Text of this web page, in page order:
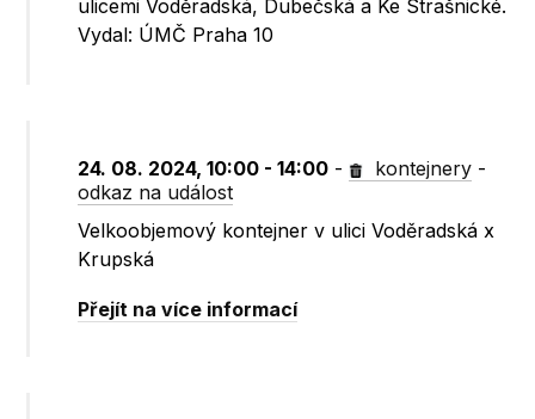
ulicemi Voděradská, Dubečská a Ke Strašnické.
Vydal: ÚMČ Praha 10
24. 08. 2024, 10:00 - 14:00 - kontejnery -
odkaz na událost
Velkoobjemový kontejner v ulici Voděradská x
Krupská
Přejít na více informací